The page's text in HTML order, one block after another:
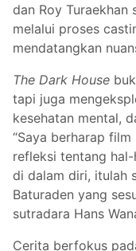
dan Roy Turaekhan
melalui proses
mendatangkan
The Dark House
tapi juga
kesehatan mental,
“Saya berharap
refleksi tentang
di dalam diri, itulah
Baturaden yang
sutradara Hans
Cerita berfokus